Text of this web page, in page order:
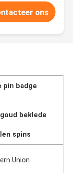
ons
pin badge
beklede
spins
Union